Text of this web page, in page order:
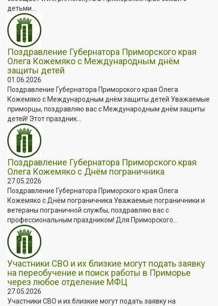
детьми...
Поздравление Губернатора Приморского края
Олега Кожемяко с Международным днём
защиты детей
01.06.2026
Поздравление Губернатора Приморского края Олега
Кожемяко с Международным днём защиты детей Уважаемые
приморцы, поздравляю вас с Международным днём защиты
детей! Этот праздник...
Поздравление Губернатора Приморского края
Олега Кожемяко с Днём пограничника
27.05.2026
Поздравление Губернатора Приморского края Олега
Кожемяко с Днём пограничника Уважаемые пограничники и
ветераны пограничной службы, поздравляю вас с
профессиональным праздником! Для Приморского...
Участники СВО и их близкие могут подать заявку
на переобучение и поиск работы в Приморье
через любое отделение МФЦ
27.05.2026
Участники СВО и их близкие могут подать заявку на